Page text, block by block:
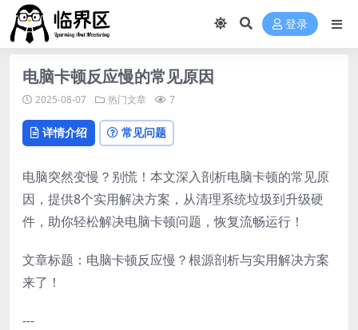
登录
电脑卡顿反应慢的常见原因
2025-08-07 热门文章 7
详情介绍 常见问题
电脑突然变慢？别慌！本文深入剖析电脑卡顿的常见原
因，提供8个实用解决方案，从清理系统垃圾到升级硬
件，助你轻松解决电脑卡顿问题，恢复流畅运行！
文章标题：电脑卡顿反应慢？根源剖析与实用解决方案
来了！
---